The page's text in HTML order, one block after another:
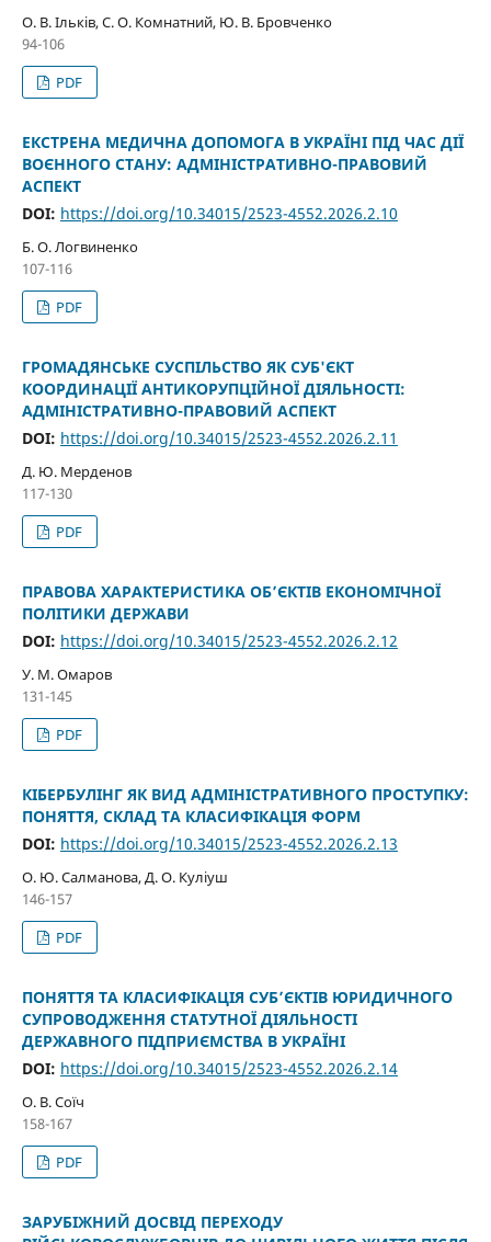
О. В. Ільків, С. О. Комнатний, Ю. В. Бровченко
94-106
PDF
ЕКСТРЕНА МЕДИЧНА ДОПОМОГА В УКРАЇНІ ПІД ЧАС ДІЇ
ВОЄННОГО СТАНУ: АДМІНІСТРАТИВНО-ПРАВОВИЙ
АСПЕКТ
DOI: https://doi.org/10.34015/2523-4552.2026.2.10
Б. О. Логвиненко
107-116
PDF
ГРОМАДЯНСЬКЕ СУСПІЛЬСТВО ЯК СУБ'ЄКТ
КООРДИНАЦІЇ АНТИКОРУПЦІЙНОЇ ДІЯЛЬНОСТІ:
АДМІНІСТРАТИВНО-ПРАВОВИЙ АСПЕКТ
DOI: https://doi.org/10.34015/2523-4552.2026.2.11
Д. Ю. Мерденов
117-130
PDF
ПРАВОВА ХАРАКТЕРИСТИКА ОБ’ЄКТІВ ЕКОНОМІЧНОЇ
ПОЛІТИКИ ДЕРЖАВИ
DOI: https://doi.org/10.34015/2523-4552.2026.2.12
У. М. Омаров
131-145
PDF
КІБЕРБУЛІНГ ЯК ВИД АДМІНІСТРАТИВНОГО ПРОСТУПКУ:
ПОНЯТТЯ, СКЛАД ТА КЛАСИФІКАЦІЯ ФОРМ
DOI: https://doi.org/10.34015/2523-4552.2026.2.13
О. Ю. Салманова, Д. О. Куліуш
146-157
PDF
ПОНЯТТЯ ТА КЛАСИФІКАЦІЯ СУБ’ЄКТІВ ЮРИДИЧНОГО
СУПРОВОДЖЕННЯ СТАТУТНОЇ ДІЯЛЬНОСТІ
ДЕРЖАВНОГО ПІДПРИЄМСТВА В УКРАЇНІ
DOI: https://doi.org/10.34015/2523-4552.2026.2.14
О. В. Соїч
158-167
PDF
ЗАРУБІЖНИЙ ДОСВІД ПЕРЕХОДУ